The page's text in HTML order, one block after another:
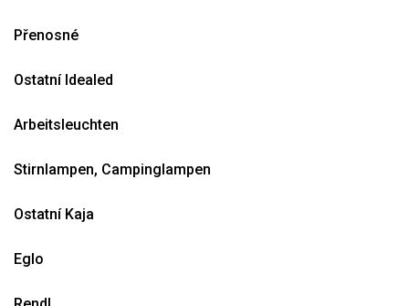
Přenosné
Ostatní Idealed
Arbeitsleuchten
Stirnlampen, Campinglampen
Ostatní Kaja
Eglo